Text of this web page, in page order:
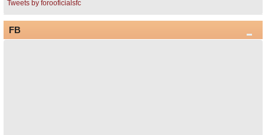
Tweets by forooficialsfc
FB